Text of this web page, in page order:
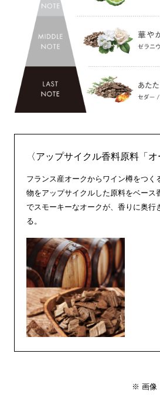
〈アップサイクル香料原料「オ
フランス産オークからワイン樽をつく
物をアップサイクルした原料をベース
でスモーキーなオークが、香りに奥行
る。
※ 画像